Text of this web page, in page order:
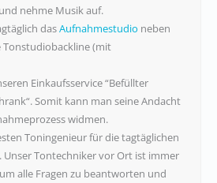
nehme Musik auf.
dasAufnahmestudio neben
Tonstudiobackline (mit
Einkaufsservice “Befüllter
Somit kann man seine Andacht
widmen.
Toningenieur für die tagtäglichen
Tontechniker vor Ort ist immer
alle Fragen zu beantworten und